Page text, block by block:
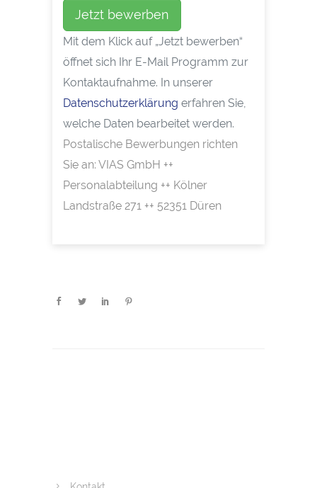
Jetzt bewerben
Mit dem Klick auf „Jetzt bewerben“
öffnet sich Ihr E-Mail Programm zur
Kontaktaufnahme. In unserer
Datenschutzerklärung erfahren Sie,
welche Daten bearbeitet werden.
Postalische Bewerbungen richten
Sie an: VIAS GmbH ++
Personalabteilung ++ Kölner
Landstraße 271 ++ 52351 Düren